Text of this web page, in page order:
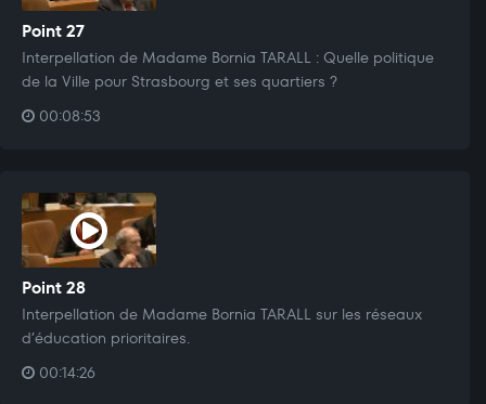
Point 27
Interpellation de Madame Bornia TARALL : Quelle politique
de la Ville pour Strasbourg et ses quartiers ?
00:08:53
Point 28
Interpellation de Madame Bornia TARALL sur les réseaux
d’éducation prioritaires.
00:14:26